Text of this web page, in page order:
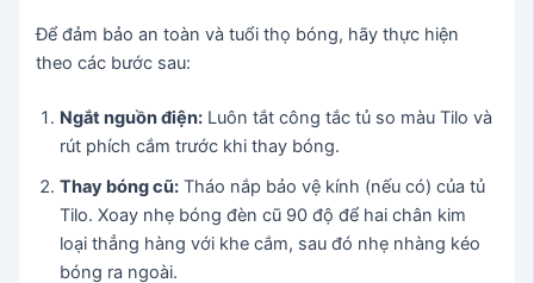
Để đảm bảo an toàn và tuổi thọ bóng, hãy thực hiện
theo các bước sau:
Ngắt nguồn điện: Luôn tắt công tắc tủ so màu Tilo và
rút phích cắm trước khi thay bóng.
Thay bóng cũ: Tháo nắp bảo vệ kính (nếu có) của tủ
Tilo. Xoay nhẹ bóng đèn cũ 90 độ để hai chân kim
loại thẳng hàng với khe cắm, sau đó nhẹ nhàng kéo
bóng ra ngoài.